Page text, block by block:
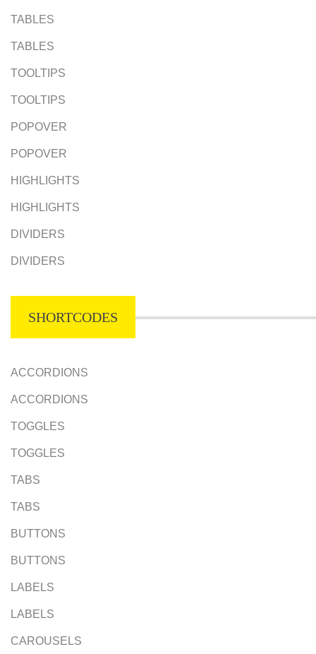
TABLES
TABLES
TOOLTIPS
TOOLTIPS
POPOVER
POPOVER
HIGHLIGHTS
HIGHLIGHTS
DIVIDERS
DIVIDERS
SHORTCODES
ACCORDIONS
ACCORDIONS
TOGGLES
TOGGLES
TABS
TABS
BUTTONS
BUTTONS
LABELS
LABELS
CAROUSELS